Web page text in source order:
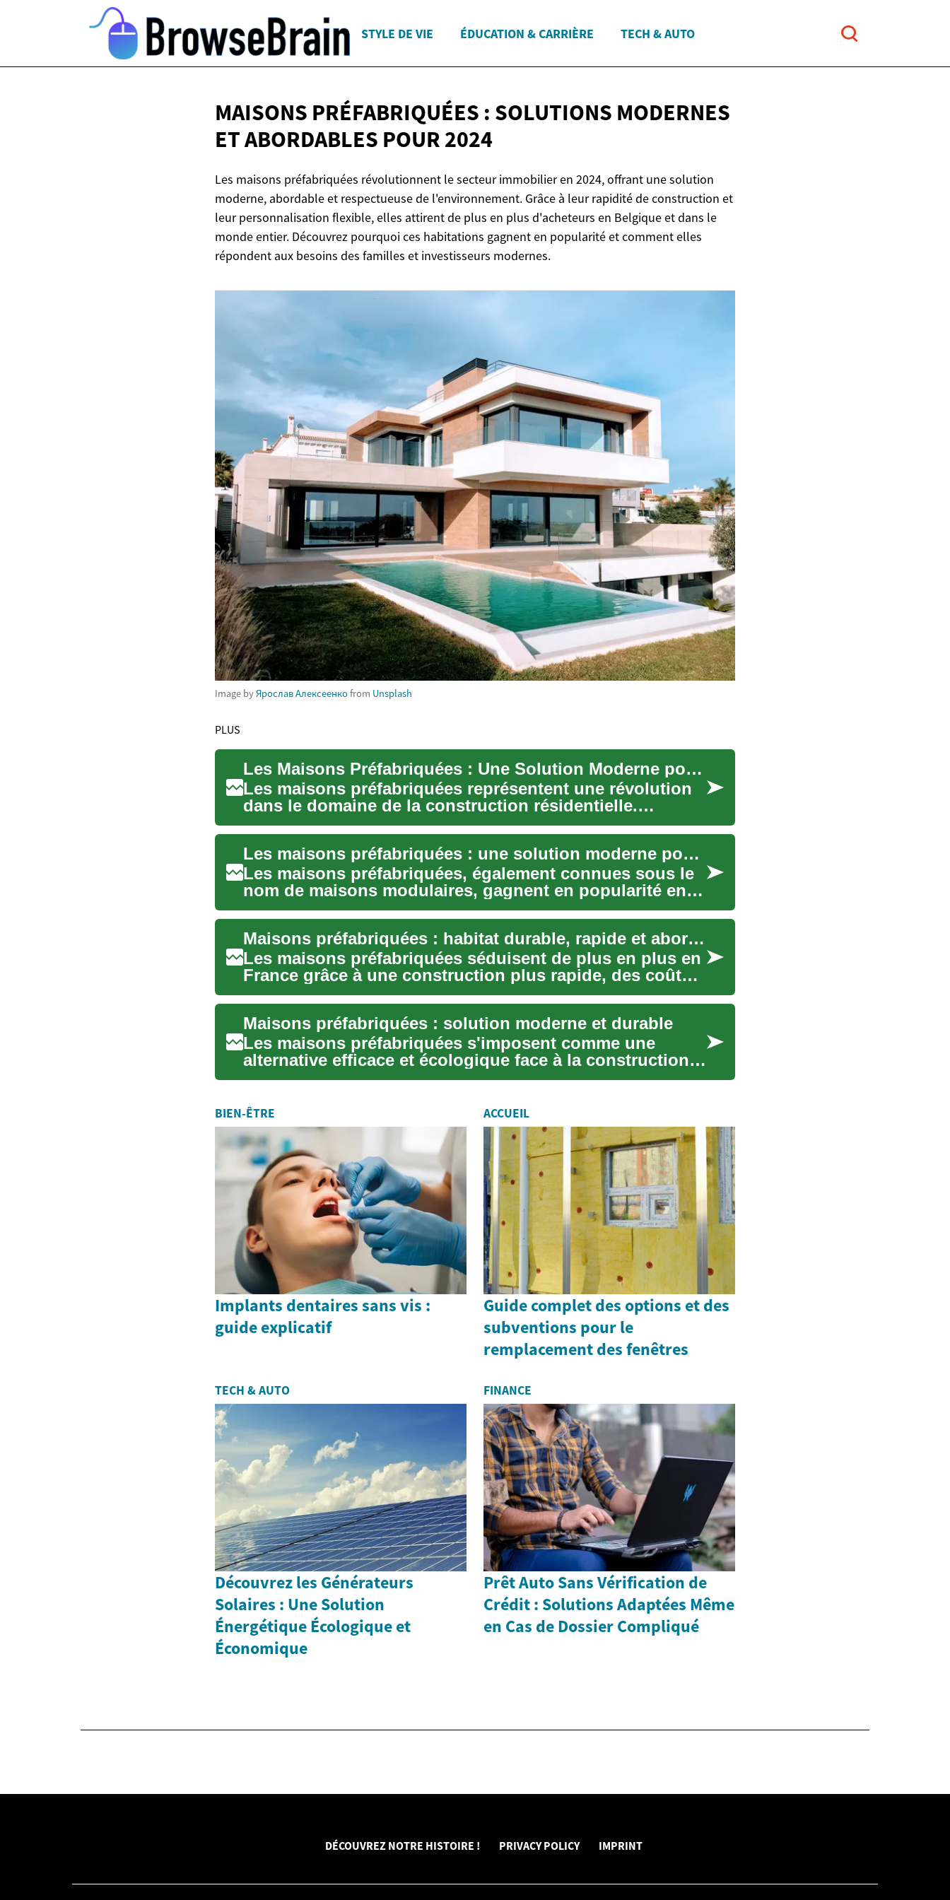
STYLE DE VIE ÉDUCATION & CARRIÈRE TECH & AUTO
MAISONS PRÉFABRIQUÉES : SOLUTIONS MODERNES
ET ABORDABLES POUR 2024
Les maisons préfabriquées révolutionnent le secteur immobilier en 2024, offrant une solution
moderne, abordable et respectueuse de l'environnement. Grâce à leur rapidité de construction et
leur personnalisation flexible, elles attirent de plus en plus d'acheteurs en Belgique et dans le
monde entier. Découvrez pourquoi ces habitations gagnent en popularité et comment elles
répondent aux besoins des familles et investisseurs modernes.
Image byЯрослав Алексеенко from Unsplash
PLUS
Les Maisons Préfabriquées : Une Solution Moderne pour l'Habitat Durable
Les maisons préfabriquées représentent une révolution
dans le domaine de la construction résidentielle.
Combinant eff...
Les maisons préfabriquées : une solution moderne pour un habitat durable
Les maisons préfabriquées, également connues sous le
nom de maisons modulaires, gagnent en popularité en
France et da...
Maisons préfabriquées : habitat durable, rapide et abordable
Les maisons préfabriquées séduisent de plus en plus en
France grâce à une construction plus rapide, des coûts
maîtris...
Maisons préfabriquées : solution moderne et durable
Les maisons préfabriquées s'imposent comme une
alternative efficace et écologique face à la construction
traditionnel...
BIEN-ÊTRE
Implants dentaires sans vis :
guide explicatif
ACCUEIL
Guide complet des options et des
subventions pour le
remplacement des fenêtres
TECH & AUTO
Découvrez les Générateurs
Solaires : Une Solution
Énergétique Écologique et
Économique
FINANCE
Prêt Auto Sans Vérification de
Crédit : Solutions Adaptées Même
en Cas de Dossier Compliqué
DÉCOUVREZ NOTRE HISTOIRE ! PRIVACY POLICY IMPRINT